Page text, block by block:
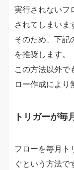
実行されないフ
されてしまいま
そのため、下記
を推奨します。
この方法以外で
ロー作成により
トリガーが毎
フローを毎月ト
ぐという方法で